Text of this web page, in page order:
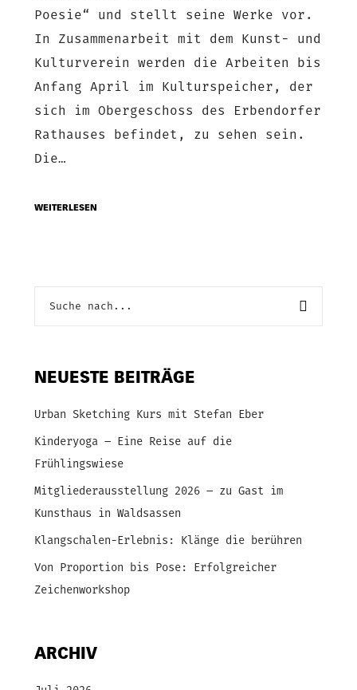
Poesie“ und stellt seine Werke vor.
In Zusammenarbeit mit dem Kunst- und
Kulturverein werden die Arbeiten bis
Anfang April im Kulturspeicher, der
sich im Obergeschoss des Erbendorfer
Rathauses befindet, zu sehen sein.
Die…
WEITERLESEN
NEUESTE BEITRÄGE
Urban Sketching Kurs mit Stefan Eber
Kinderyoga – Eine Reise auf die
Frühlingswiese
Mitgliederausstellung 2026 – zu Gast im
Kunsthaus in Waldsassen
Klangschalen-Erlebnis: Klänge die berühren
Von Proportion bis Pose: Erfolgreicher
Zeichenworkshop
ARCHIV